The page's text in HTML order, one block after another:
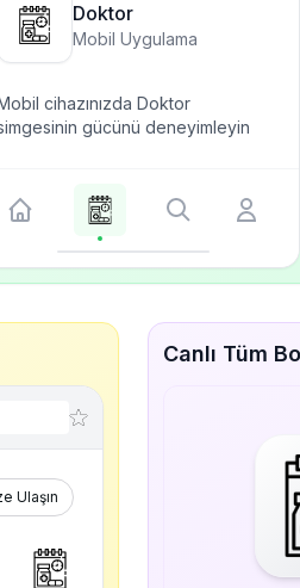
Doktor
Mobil Uygulama
cihazınızda Doktor
gücünü deneyimleyin
Ulaşın
Canlı Tüm